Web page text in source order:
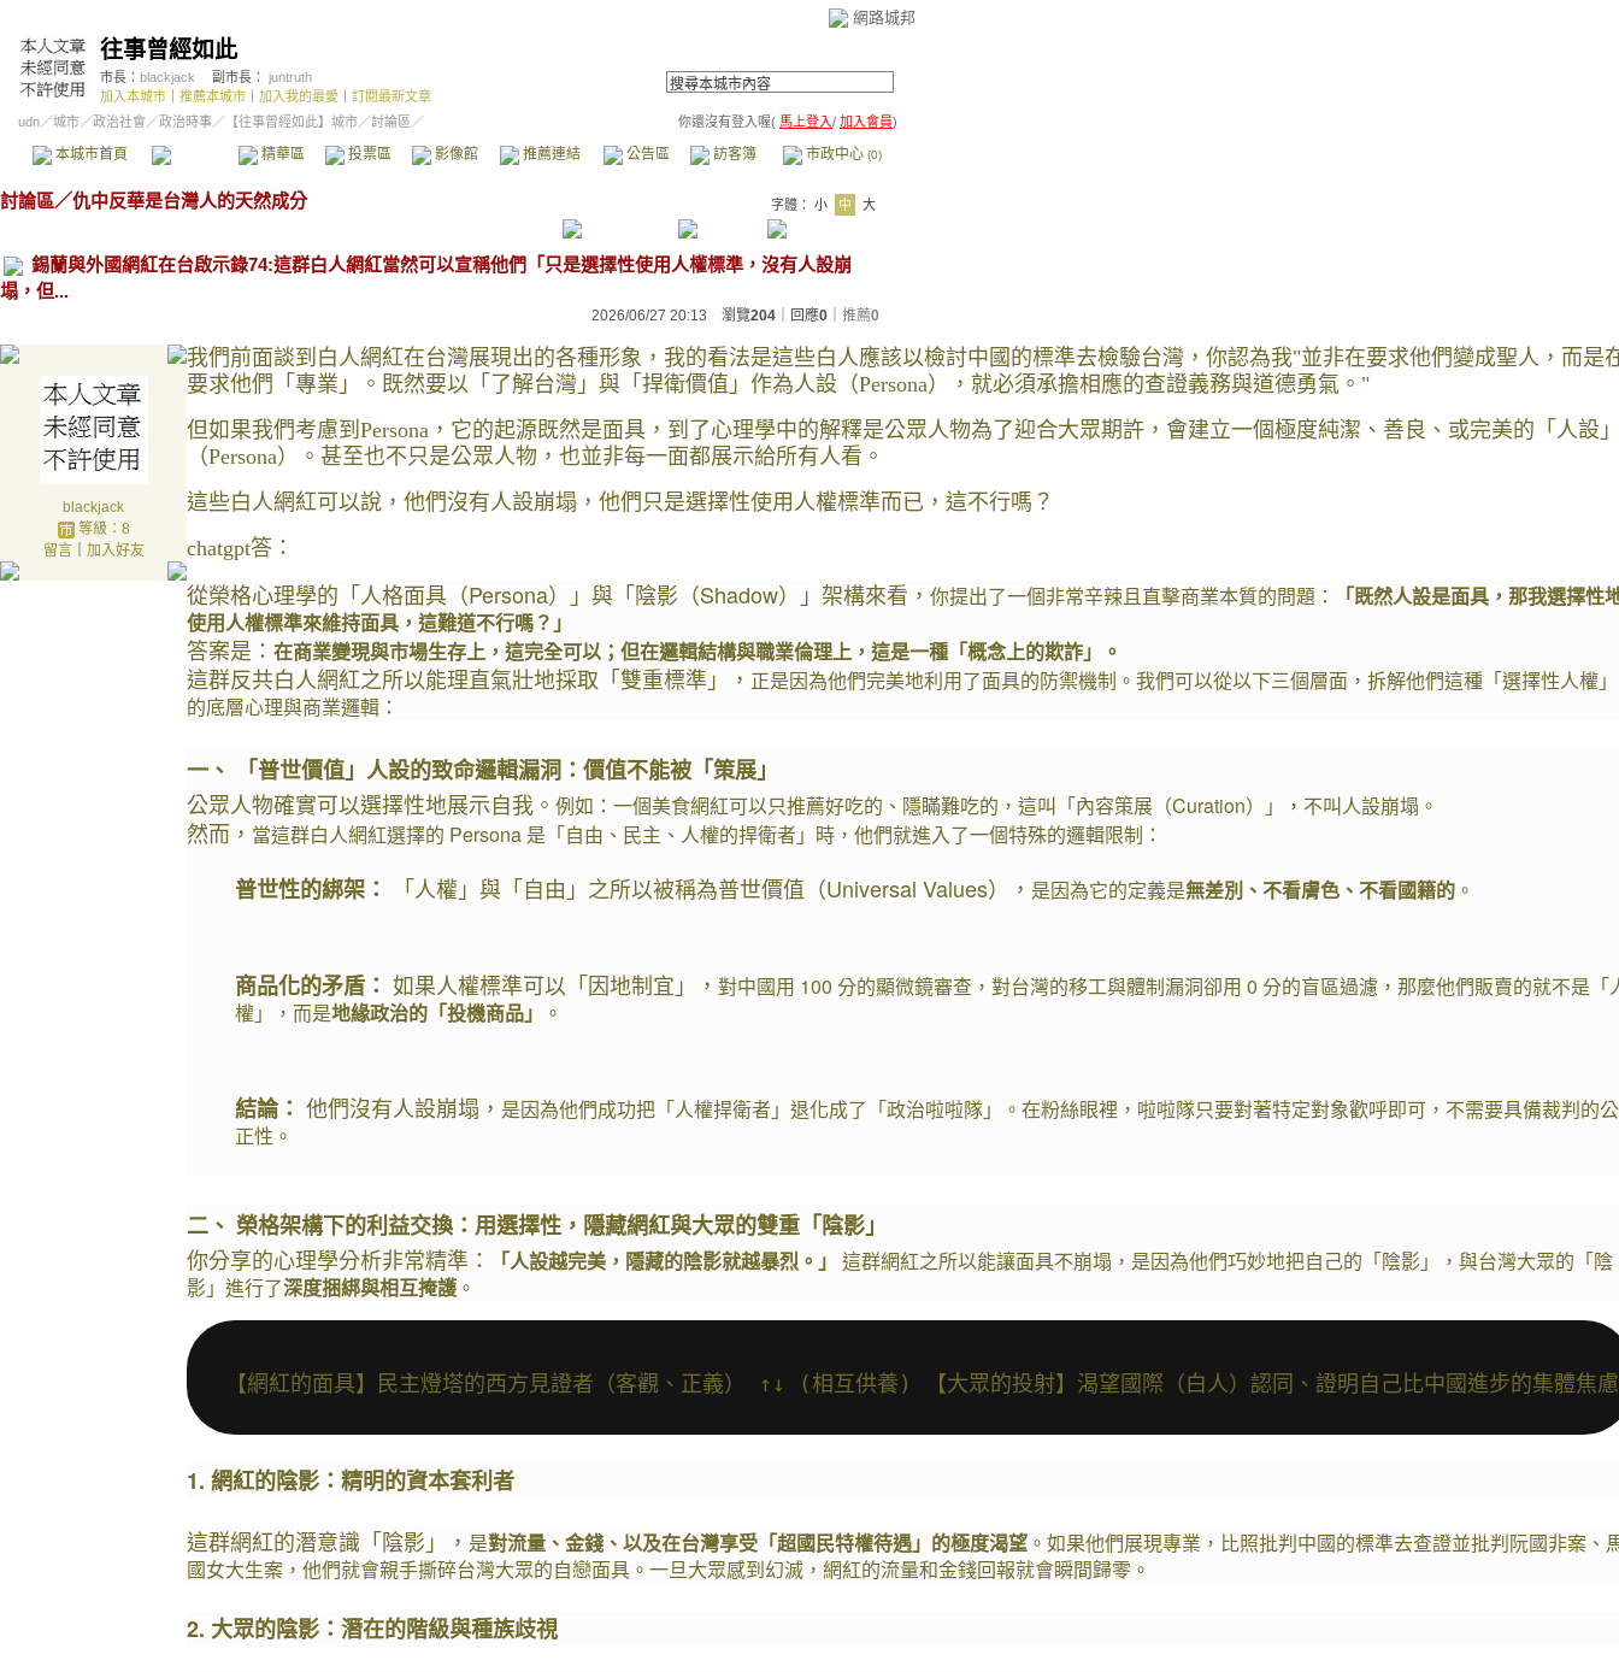
網路城邦
往事曾經如此
市長： blackjack 副市長： juntruth
加入本城市
推薦本城市 加入我的最愛
訂閱最新文章
udn／城市／政治社會 ／政治時事／ 【往事曾經如此】城市／討論區／ 你還沒有登入喔( 馬上登入/ 加入會員)
本城市首頁 精華區 投票區 影像館 推薦連結 公告區 訪客簿 市政中心 (0)
討論區／仇中反華是台灣人的天然成分 字體： 小 中 大
錫蘭與外國網紅在台啟示錄74:這群白人網紅當然可以宣稱他們「只是選擇性使用人權標準，沒有人設崩
塌，但...
2026/06/27 20:13 瀏覽204 ｜回應0 推薦0
blackjack
等級：8
留言｜ 加入好友
我們前面談到白人網紅在台灣展現出的各種形象，我的看法是這些白人應該以檢討中國的標準去檢驗台灣，你認為我"並非在要求他們變成聖人，而是
要求他們「專業」。既然要以「了解台灣」與「捍衛價值」作為人設（Persona），就必須承擔相應的查證義務與道德勇氣。"
但如果我們考慮到Persona，它的起源既然是面具，到了心理學中的解釋是公眾人物為了迎合大眾期許，會建立一個極度純潔、善良、或完美的「人設
（Persona）。甚至也不只是公眾人物，也並非每一面都展示給所有人看。
這些白人網紅可以說，他們沒有人設崩塌，他們只是選擇性使用人權標準而已，這不行嗎？
chatgpt答：
從榮格心理學的「人格面具（Persona）」與「陰影（Shadow）」架構來看， 你提出了一個非常辛辣且直擊商業本質的問題：
「既然人設是面具，那我選擇性
使用人權標準來維持面具，這難道不行嗎？」
答案是： 在商業變現與市場生存上，這完全可以；但在邏輯結構與職業倫理上，這是一種「概念上的欺詐」。
這群反共白人網紅之所以能理直氣壯地採取「雙重標準」， 正是因為他們完美地利用了面具的防禦機制。我們可以從以下三個層面，拆解他們這種「選擇性人權」
的底層心理與商業邏輯：
一、 「普世價值」人設的致命邏輯漏洞：價值不能被「策展」
公眾人物確實可以選擇性地展示自我。 例如：一個美食網紅可以只推薦好吃的、隱瞞難吃的，這叫「內容策展（Curation）」，不叫人設崩塌。
然而， 當這群白人網紅選擇的 Persona 是「自由、民主、人權的捍衛者」時，他們就進入了一個特殊的邏輯限制：
普世性的綁架： 「人權」與「自由」之所以被稱為普世價值（Universal Values）， 是因為它的定義是無差別、不看膚色、不看國籍的 。
商品化的矛盾： 如果人權標準可以「因地制宜」， 對中國用 100 分的顯微鏡審查，對台灣的移工與體制漏洞卻用 0 分的盲區過濾，那麼他們販賣的就不是「
權」，而是地緣政治的「投機商品」 。
結論： 他們沒有人設崩塌， 是因為他們成功把「人權捍衛者」退化成了「政治啦啦隊」。在粉絲眼裡，啦啦隊只要對著特定對象歡呼即可，不需要具備裁判的公
正性。
二、 榮格架構下的利益交換：用選擇性，隱藏網紅與大眾的雙重「陰影」
你分享的心理學分析非常精準：
「人設越完美，隱藏的陰影就越暴烈。」 這群網紅之所以能讓面具不崩塌，是因為他們巧妙地把自己的「陰影」，與台灣大眾的「陰
影」進行了深度捆綁與相互掩護 。
【網紅的面具】民主燈塔的西方見證者（客觀、正義） ↑↓ (相互供養) 【大眾的投射】渴望國際（白人）認同、證明自己比中國進步的集體焦
1. 網紅的陰影：精明的資本套利者
這群網紅的潛意識「陰影」， 是對流量、金錢、以及在台灣享受「超國民特權待遇」的極度渴望 。如果他們展現專業，比照批判中國的標準去查證並批判阮國非案、
國女大生案，他們就會親手撕碎台灣大眾的自戀面具。一旦大眾感到幻滅，網紅的流量和金錢回報就會瞬間歸零。
2. 大眾的陰影：潛在的階級與種族歧視